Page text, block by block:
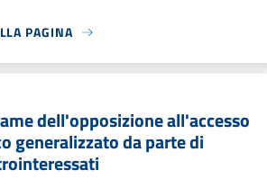
PAGINA
dell'opposizione all'accesso
generalizzato da parte di